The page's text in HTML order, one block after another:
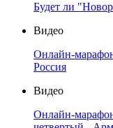
Будет ли
Видео
Онлайн-
Россия
Видео
Онлайн-